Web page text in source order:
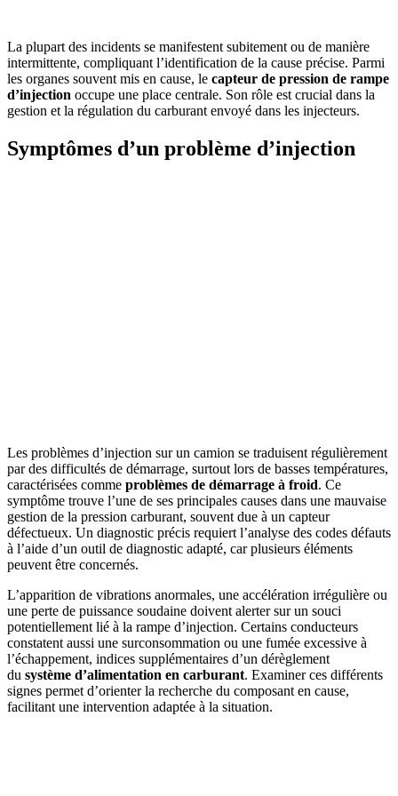
La plupart des incidents se manifestent subitement ou de manière
intermittente, compliquant l’identification de la cause précise. Parmi
les organes souvent mis en cause, le capteur de pression de rampe
d’injection occupe une place centrale. Son rôle est crucial dans la
gestion et la régulation du carburant envoyé dans les injecteurs.
Symptômes d’un problème d’injection
Les problèmes d’injection sur un camion se traduisent régulièrement
par des difficultés de démarrage, surtout lors de basses températures,
caractérisées comme problèmes de démarrage à froid. Ce
symptôme trouve l’une de ses principales causes dans une mauvaise
gestion de la pression carburant, souvent due à un capteur
défectueux. Un diagnostic précis requiert l’analyse des codes défauts
à l’aide d’un outil de diagnostic adapté, car plusieurs éléments
peuvent être concernés.
L’apparition de vibrations anormales, une accélération irrégulière ou
une perte de puissance soudaine doivent alerter sur un souci
potentiellement lié à la rampe d’injection. Certains conducteurs
constatent aussi une surconsommation ou une fumée excessive à
l’échappement, indices supplémentaires d’un dérèglement
du système d’alimentation en carburant. Examiner ces différents
signes permet d’orienter la recherche du composant en cause,
facilitant une intervention adaptée à la situation.